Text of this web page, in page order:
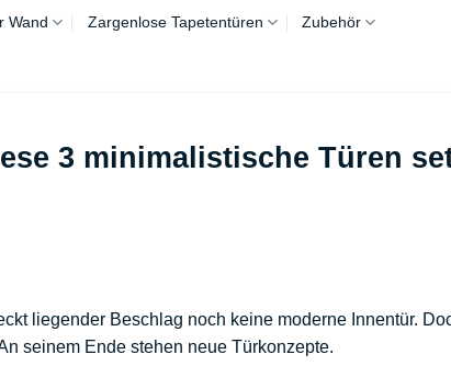
Wand Zargenlose Tapetentüren Zubehör
3 minimalistische Türen
liegender Beschlag noch keine moderne Innentür.
seinem Ende stehen neue Türkonzepte.